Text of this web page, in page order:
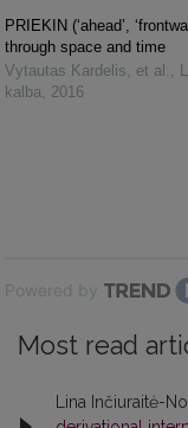
PRIEKIN (‘ahead’,
through space and time
Vytautas Kardelis, et al.
kalba
2016
Powered by
Most read
Lina Inčiuraitė-